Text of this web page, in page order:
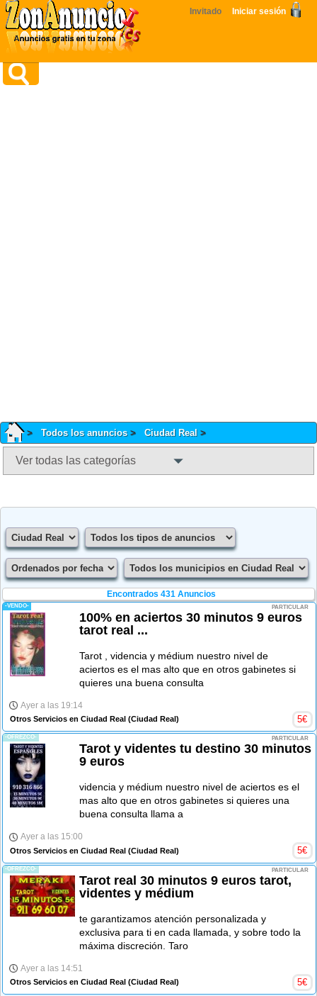
Invitado Iniciar sesión
Todos los anuncios Ciudad Real
Ver todas las categorías
Encontrados 431 Anuncios
-VENDO- PARTICULAR
100% en aciertos 30 minutos 9 euros
tarot real ...
Tarot , videncia y médium nuestro nivel de
aciertos es el mas alto que en otros gabinetes si
quieres una buena consulta
Ayer a las 19:14
Otros Servicios en Ciudad Real (Ciudad Real) 5€
-OFREZCO- PARTICULAR
Tarot y videntes tu destino 30 minutos
9 euros
videncia y médium nuestro nivel de aciertos es el
mas alto que en otros gabinetes si quieres una
buena consulta llama a
Ayer a las 15:00
Otros Servicios en Ciudad Real (Ciudad Real) 5€
-OFREZCO- PARTICULAR
Tarot real 30 minutos 9 euros tarot,
videntes y médium
te garantizamos atención personalizada y
exclusiva para ti en cada llamada, y sobre todo la
máxima discreción. Taro
Ayer a las 14:51
Otros Servicios en Ciudad Real (Ciudad Real) 5€